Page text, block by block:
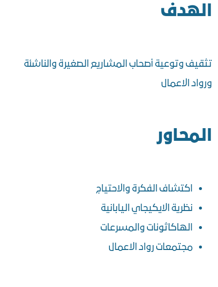
الهدف
تثقيف وتوعية أصحاب المشاريع الصغيرة والناشئة
ورواد الاعمال
المحاور
اكتشاف الفكرة والاحتياج
نظرية الايكيجاي اليابانية
الهاكاثونات والمسرعات
مجتمعات رواد الاعمال